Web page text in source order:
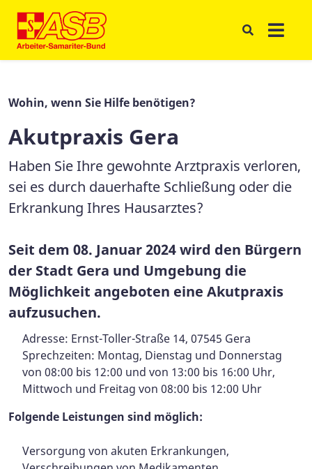
Wohin, wenn Sie Hilfe benötigen?
Akutpraxis Gera
Haben Sie Ihre gewohnte Arztpraxis verloren,
sei es durch dauerhafte Schließung oder die
Erkrankung Ihres Hausarztes?
Seit dem 08. Januar 2024 wird den Bürgern
der Stadt Gera und Umgebung die
Möglichkeit angeboten eine Akutpraxis
aufzusuchen.
Adresse: Ernst-Toller-Straße 14, 07545 Gera
Sprechzeiten: Montag, Dienstag und Donnerstag
von 08:00 bis 12:00 und von 13:00 bis 16:00 Uhr,
Mittwoch und Freitag von 08:00 bis 12:00 Uhr
Folgende Leistungen sind möglich:
Versorgung von akuten Erkrankungen,